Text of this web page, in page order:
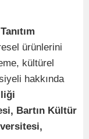
ürünlerini
kültürel
hakkında
Bartın Kültür